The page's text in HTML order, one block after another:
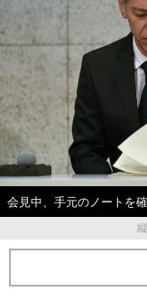
会見中、手元のノートを